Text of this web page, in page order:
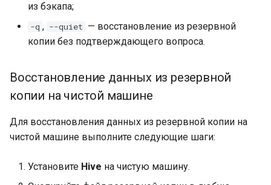
из бэкапа;
-q , --quiet — восстановление из резервной
копии без подтверждающего вопроса.
Восстановление данных из резервной
копии на чистой машине
Для восстановления данных из резервной копии на
чистой машине выполните следующие шаги:
Установите Hive на чистую машину.